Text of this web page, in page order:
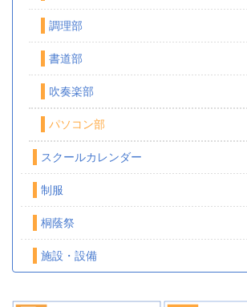
調理部
書道部
吹奏楽部
パソコン部
スクールカレンダー
制服
桐蔭祭
施設・設備